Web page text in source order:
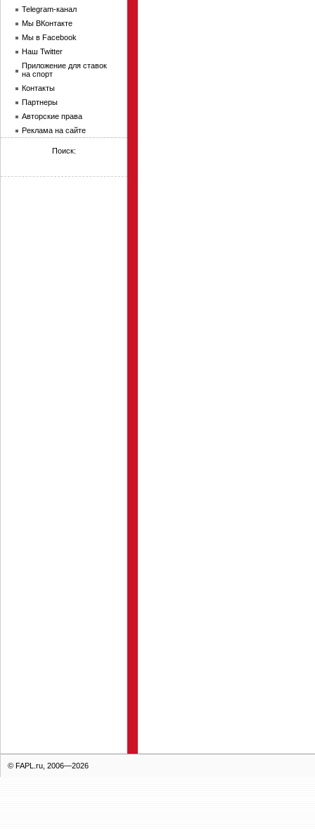
Telegram-канал
Мы ВКонтакте
Мы в Facebook
Наш Twitter
Приложение для ставок
на спорт
Контакты
Партнеры
Авторские права
Реклама на сайте
Поиск:
© FAPL.ru, 2006—2026